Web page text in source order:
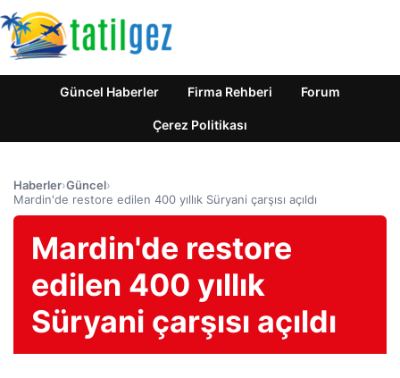
Güncel Haberler Firma Rehberi Forum
Çerez Politikası
Haberler›Güncel›
Mardin'de restore edilen 400 yıllık Süryani çarşısı açıldı
Mardin'de restore
edilen 400 yıllık
Süryani çarşısı açıldı